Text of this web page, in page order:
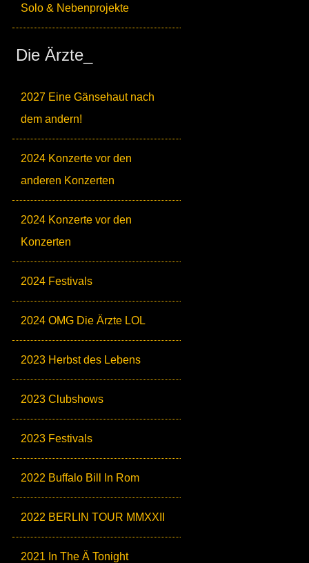
Solo & Nebenprojekte
Die Ärzte_
2027 Eine Gänsehaut nach
dem andern!
2024 Konzerte vor den
anderen Konzerten
2024 Konzerte vor den
Konzerten
2024 Festivals
2024 OMG Die Ärzte LOL
2023 Herbst des Lebens
2023 Clubshows
2023 Festivals
2022 Buffalo Bill In Rom
2022 BERLIN TOUR MMXXII
2021 In The Ä Tonight